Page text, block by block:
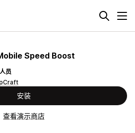
Speed Boost
员
安装
查看演示商店